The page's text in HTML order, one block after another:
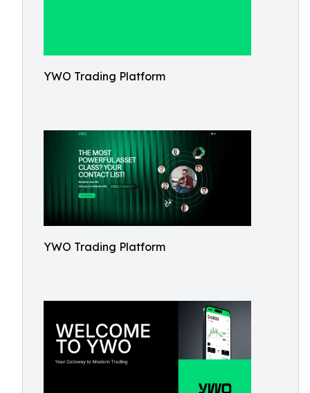
YWO Trading Platform
YWO Trading Platform